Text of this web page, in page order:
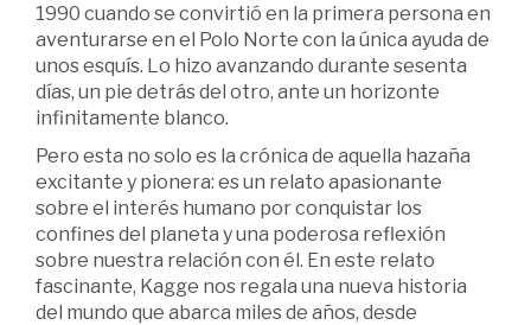
1990 cuando se convirtió en la primera persona en
aventurarse en el Polo Norte con la única ayuda de
unos esquís. Lo hizo avanzando durante sesenta
días, un pie detrás del otro, ante un horizonte
infinitamente blanco.
Pero esta no solo es la crónica de aquella hazaña
excitante y pionera: es un relato apasionante
sobre el interés humano por conquistar los
confines del planeta y una poderosa reflexión
sobre nuestra relación con él. En este relato
fascinante, Kagge nos regala una nueva historia
del mundo que abarca miles de años, desde